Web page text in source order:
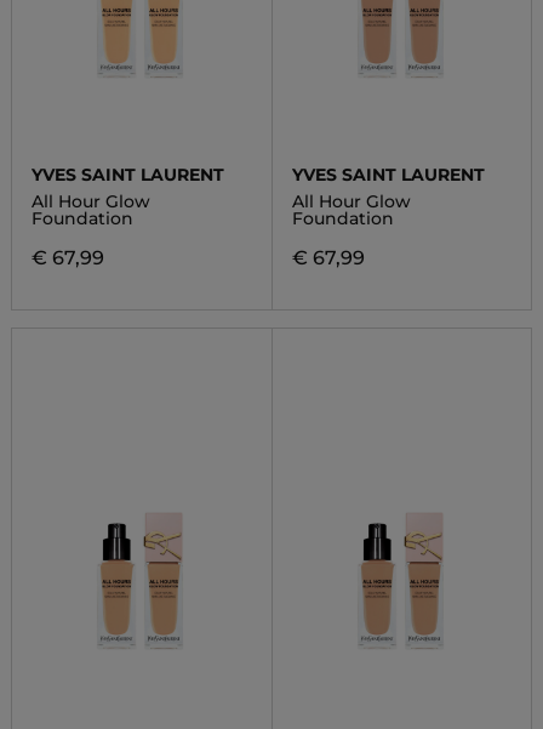
YVES SAINT LAURENT
All Hour Glow
Foundation
€ 67,99
YVES SAINT LAURENT
All Hour Glow
Foundation
€ 67,99